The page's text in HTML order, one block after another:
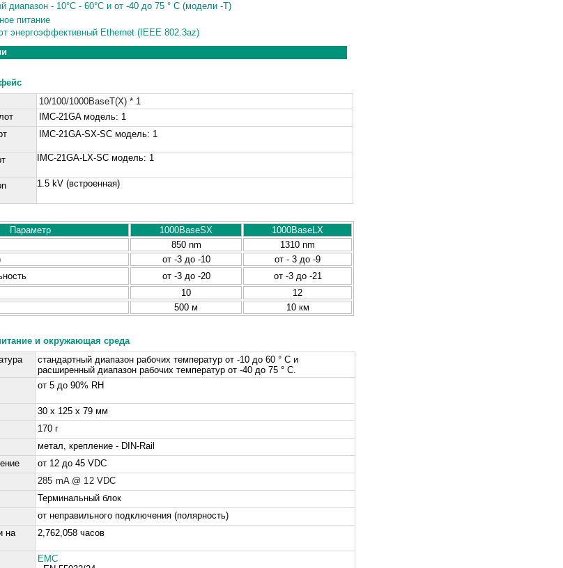
диапазон - 10°C - 60°C и от -40 до 75 ° C (модели -T)
питание
энергоэффективный Ethernet (IEEE 802.3az)
10/100/1000BaseT(X) * 1
IMC-21GA модель: 1
IMC-21GA-SX-SC модель: 1
IMC-21GA-LX-SC модель: 1
1.5 kV (встроенная)
Параметр
1000BaseSX
1000BaseLX
850 nm
1310 nm
от -3 до -10
от - 3 до -9
от -3 до -20
от -3 до -21
10
12
500 м 10 км
и окружающая среда
стандартный диапазон рабочих температур от -10 до 60 ° C и
расширенный диапазон рабочих температур от -40 до 75 ° C.
от 5 до 90% RH
30 x 125 x 79 мм
170 г
метал, крепление - DIN-Rail
от 12 до 45 VDC
285 mA @ 12 VDC
Терминальный блок
от неправильного подключения (полярность)
на
2,762,058 часов
EMC